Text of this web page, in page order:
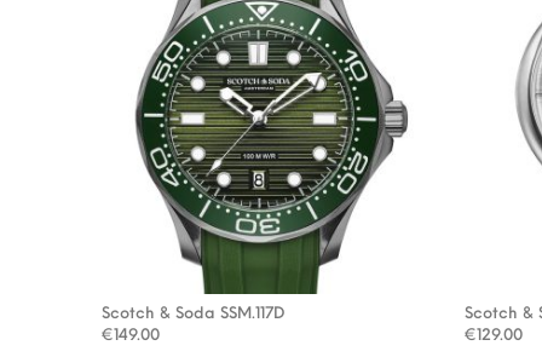
Scotch & Soda SSM.117D
€149.00
Scotch &
€129.00